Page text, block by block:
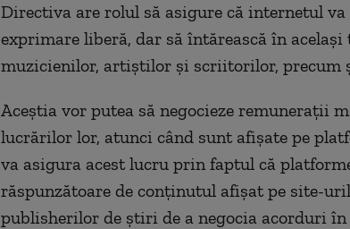
Directiva are rolul să asigure că internetul
exprimare liberă, dar să întărească în
muzicienilor, artiştilor şi scriitorilor, precum
Aceştia vor putea să negocieze remuneraţii
lucrărilor lor, atunci când sunt afişate pe
va asigura acest lucru prin faptul că
răspunzătoare de conţinutul afişat pe site-
publisherilor de ştiri de a negocia acorduri